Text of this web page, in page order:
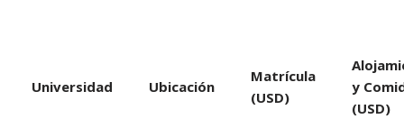
Universidad Ubicación
Matrícula
(USD)
y
(USD)